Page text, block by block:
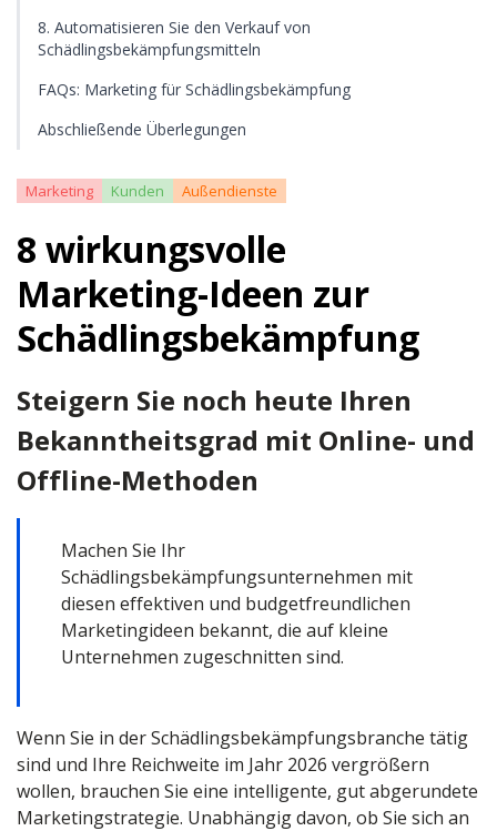
8. Automatisieren Sie den Verkauf von
Schädlingsbekämpfungsmitteln
FAQs: Marketing für Schädlingsbekämpfung
Abschließende Überlegungen
Marketing Kunden Außendienste
8 wirkungsvolle
Marketing-Ideen zur
Schädlingsbekämpfung
Steigern Sie noch heute Ihren
Bekanntheitsgrad mit Online- und
Offline-Methoden
Machen Sie Ihr
Schädlingsbekämpfungsunternehmen mit
diesen effektiven und budgetfreundlichen
Marketingideen bekannt, die auf kleine
Unternehmen zugeschnitten sind.
Wenn Sie in der Schädlingsbekämpfungsbranche tätig
sind und Ihre Reichweite im Jahr 2026 vergrößern
wollen, brauchen Sie eine intelligente, gut abgerundete
Marketingstrategie. Unabhängig davon, ob Sie sich an